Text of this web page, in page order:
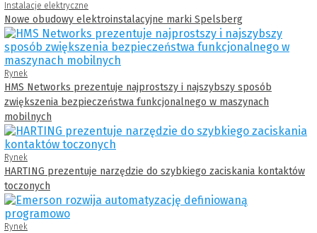
Instalacje elektryczne
Nowe obudowy elektroinstalacyjne marki Spelsberg
Rynek
HMS Networks prezentuje najprostszy i najszybszy sposób
zwiększenia bezpieczeństwa funkcjonalnego w maszynach
mobilnych
Rynek
HARTING prezentuje narzędzie do szybkiego zaciskania kontaktów
toczonych
Rynek